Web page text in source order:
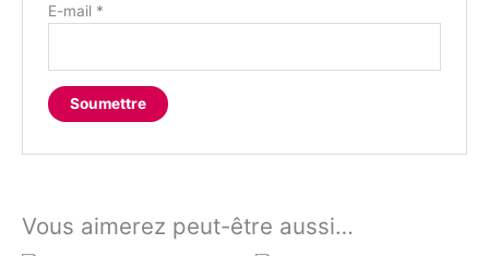
E-mail *
Vous aimerez peut-être aussi…